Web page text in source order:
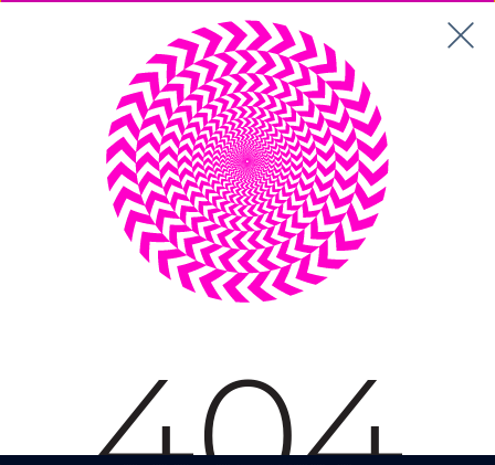
Abonnez-vous
à la lettre de
Pénouche
Nous contacter :